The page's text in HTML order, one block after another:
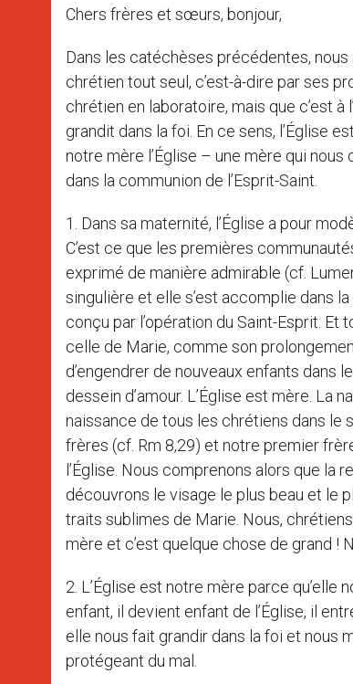
Chers frères et sœurs, bonjour,
Dans les catéchèses précédentes, nous
chrétien tout seul, c’est-à-dire par ses
chrétien en laboratoire, mais que c’est à
grandit dans la foi. En ce sens, l’Église
notre mère l’Église – une mère qui
dans la communion de l’Esprit-Saint.
1. Dans sa maternité, l’Église a pour
C’est ce que les premières
exprimé de manière admirable (cf.
singulière et elle s’est accomplie dans
conçu par l’opération du Saint-Esprit.
celle de Marie, comme son
d’engendrer de nouveaux enfants dans
dessein d’amour. L’Église est mère. La
naissance de tous les chrétiens dans le
frères (cf. Rm 8,29) et notre premier
l’Église. Nous comprenons alors que la
découvrons le visage le plus beau et le
traits sublimes de Marie. Nous,
mère et c’est quelque chose de grand !
2. L’Église est notre mère parce qu’elle
enfant, il devient enfant de l’Église, il
elle nous fait grandir dans la foi et nous
protégeant du mal.